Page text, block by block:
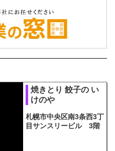
焼きとり 餃子の い
けのや
札幌市中央区南3条西3丁
目サンスリービル 3階